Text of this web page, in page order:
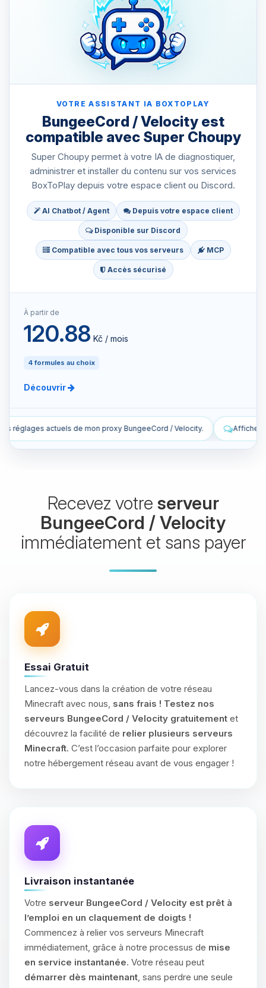
VOTRE ASSISTANT IA BOXTOPLAY
BungeeCord / Velocity est
compatible avec Super Choupy
Super Choupy permet à votre IA de diagnostiquer,
administrer et installer du contenu sur vos services
BoxToPlay depuis votre espace client ou Discord.
AI Chatbot / Agent Depuis votre espace client
Disponible sur Discord
Compatible avec tous vos serveurs MCP
Accès sécurisé
À partir de
120.88 Kč / mois
4 formules au choix
Découvrir
/ Velocity. Affiche les dernières lignes des logs en direct
Recevez votre serveur
BungeeCord / Velocity
immédiatement et sans payer
Essai Gratuit
Lancez-vous dans la création de votre réseau
Minecraft avec nous, sans frais ! Testez nos
serveurs BungeeCord / Velocity gratuitement et
découvrez la facilité de relier plusieurs serveurs
Minecraft. C’est l’occasion parfaite pour explorer
notre hébergement réseau avant de vous engager !
Livraison instantanée
Votre serveur BungeeCord / Velocity est prêt à
l’emploi en un claquement de doigts !
Commencez à relier vos serveurs Minecraft
immédiatement, grâce à notre processus de mise
en service instantanée. Votre réseau peut
démarrer dès maintenant , sans perdre une seule